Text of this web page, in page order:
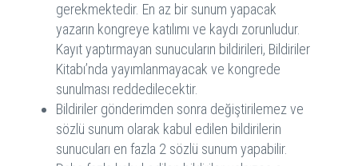
gerekmektedir. En az bir sunum yapacak
yazarın kongreye katılımı ve kaydı zorunludur.
Kayıt yaptırmayan sunucuların bildirileri, Bildiriler
Kitabı’nda yayımlanmayacak ve kongrede
sunulması reddedilecektir.
Bildiriler gönderimden sonra değiştirilemez ve
sözlü sunum olarak kabul edilen bildirilerin
sunucuları en fazla 2 sözlü sunum yapabilir.